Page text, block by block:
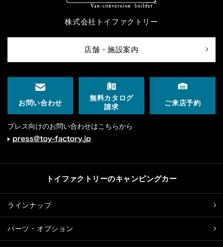
株式会社トイファクトリー
店舗・施設案内
お問い合わせ
無料カタログ
請求
ご来店予約
プレス向けのお問い合わせはこちらから
トイファクトリーのキャンピングカー
ラインナップ
パーツ・オプション